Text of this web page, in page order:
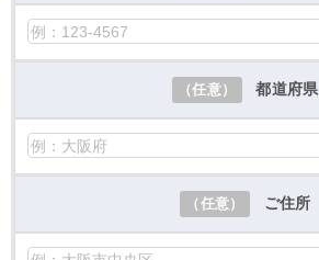
（任意） 都道府県
（任意） ご住所